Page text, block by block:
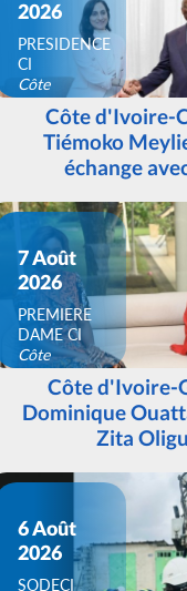
2026
PRESIDENCE
CI
Côte
d'IvoireCôte d'Ivoire-
Tiémoko
échange
7 Août
2026
PREMIERE
DAME CI
Côte
d'IvoireCôte d'Ivoire-
Dominique
Zita
6 Août
2026
SODECI